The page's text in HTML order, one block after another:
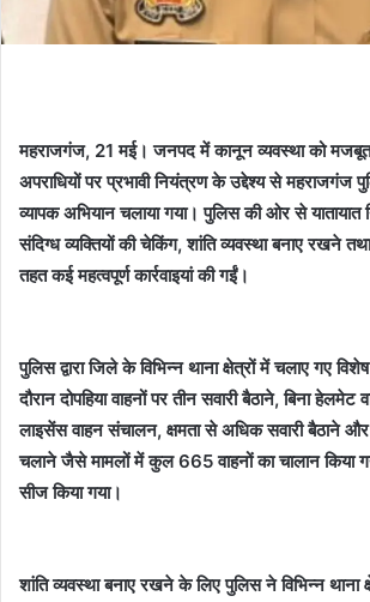
महराजगंज, 21 मई। जनपद में कानून व्यवस्था को
अपराधियों पर प्रभावी नियंत्रण के उद्देश्य से महराजगंज
व्यापक अभियान चलाया गया। पुलिस की ओर से
संदिग्ध व्यक्तियों की चेकिंग, शांति व्यवस्था बनाए रखने
तहत कई महत्वपूर्ण कार्रवाइयां की गईं।
पुलिस द्वारा जिले के विभिन्न थाना क्षेत्रों में चलाए गए
दौरान दोपहिया वाहनों पर तीन सवारी बैठाने, बिना हेलमेट
लाइसेंस वाहन संचालन, क्षमता से अधिक सवारी बैठाने
चलाने जैसे मामलों में कुल 665 वाहनों का चालान किया
सीज किया गया।
शांति व्यवस्था बनाए रखने के लिए पुलिस ने विभिन्न थाना